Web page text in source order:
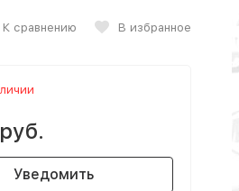
К сравнению В избранное
Уведомить